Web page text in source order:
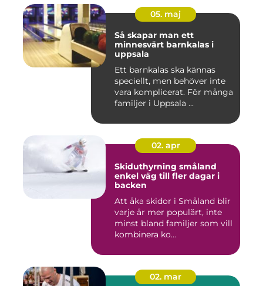
05. maj
Så skapar man ett
minnesvärt barnkalas i
uppsala
Ett barnkalas ska kännas
speciellt, men behöver inte
vara komplicerat. För många
familjer i Uppsala ...
02. apr
Skiduthyrning småland
enkel väg till fler dagar i
backen
Att åka skidor i Småland blir
varje år mer populärt, inte
minst bland familjer som vill
kombinera ko...
02. mar